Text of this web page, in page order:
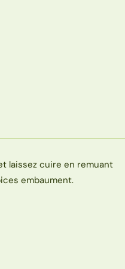
laissez cuire en remuant
embaument.